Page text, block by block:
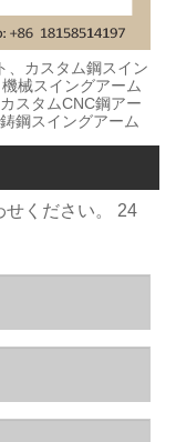
、カスタム鋼スイン
械スイングアーム
スタムCNC鋼アー
鋼スイングアーム
せください。 24